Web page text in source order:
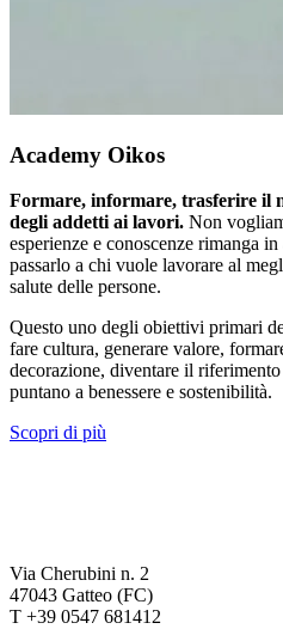
Academy Oikos
Formare, informare, trasferire il
degli addetti ai lavori. Non
esperienze e conoscenze rimanga
passarlo a chi vuole lavorare al
salute delle persone.
Questo uno degli obiettivi primari
fare cultura, generare valore,
decorazione, diventare il
puntano a benessere e sostenibilità.
Scopri di più
Via Cherubini n. 2
47043 Gatteo (FC)
T +39 0547 681412